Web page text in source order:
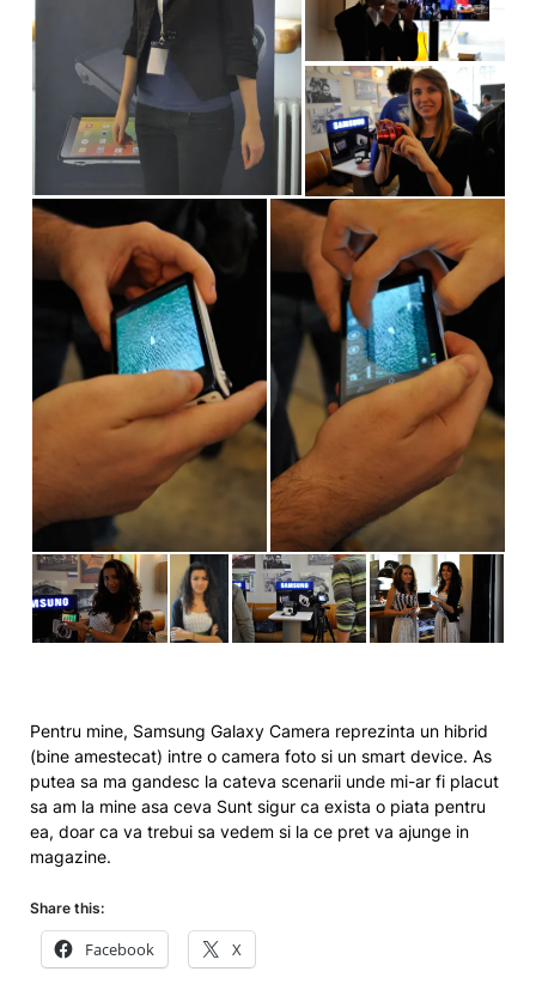
Pentru mine, Samsung Galaxy Camera reprezinta un hibrid
(bine amestecat) intre o camera foto si un smart device. As
putea sa ma gandesc la cateva scenarii unde mi-ar fi placut
sa am la mine asa ceva Sunt sigur ca exista o piata pentru
ea, doar ca va trebui sa vedem si la ce pret va ajunge in
magazine.
Share this:
Facebook X